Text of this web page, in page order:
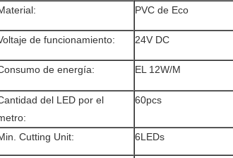
PVC de Eco
de funcionamiento: 24V DC
de energía: EL 12W/M
del LED por el
60pcs
Cutting Unit: 6LEDs